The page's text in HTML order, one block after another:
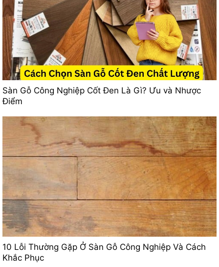
Sàn Gỗ Công Nghiệp Cốt Đen Là Gì? Ưu và Nhược
Điểm
10 Lỗi Thường Gặp Ở Sàn Gỗ Công Nghiệp Và Cách
Khắc Phục